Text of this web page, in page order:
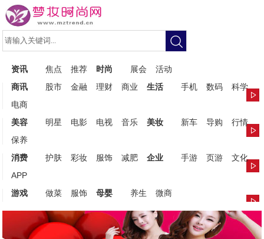
资讯 焦点 推荐 时尚 展会
活动
商讯
股市 金融 理财 商业 生活 手机 数码
科学
电商
美容
明星 电影 电视 音乐 美妆 新车 导购
行情
保养
消费
护肤 彩妆 服饰 减肥 企业 手游 页游
文化
APP
游戏
做菜 服饰 母婴 养生 微商